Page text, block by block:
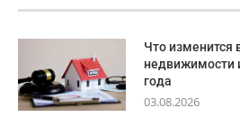
Что изменится
недвижимости
года
03.08.2026